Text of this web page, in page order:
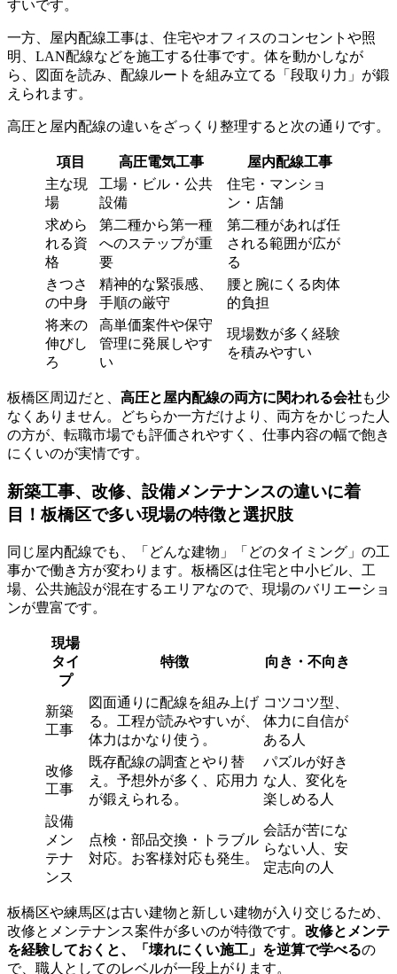
すいです。
一方、屋内配線工事は、住宅やオフィスのコンセントや照
明、LAN配線などを施工する仕事です。体を動かしなが
ら、図面を読み、配線ルートを組み立てる「段取り力」が鍛
えられます。
高圧と屋内配線の違いをざっくり整理すると次の通りです。
項目 高圧電気工事
屋内配線工事
主な現
場
工場・ビル・公共
設備
住宅・マンショ
ン・店舗
求めら
れる資
格
第二種から第一種
へのステップが重
要
第二種があれば任
される範囲が広が
る
きつさ
の中身
精神的な緊張感、
手順の厳守
腰と腕にくる肉体
的負担
将来の
伸びし
ろ
高単価案件や保守
管理に発展しやす
い
現場数が多く経験
を積みやすい
板橋区周辺だと、 高圧と屋内配線の両方に関われる会社も少
なくありません。どちらか一方だけより、両方をかじった人
の方が、転職市場でも評価されやすく、仕事内容の幅で飽き
にくいのが実情です。
新築工事、改修、設備メンテナンスの違いに着
目！板橋区で多い現場の特徴と選択肢
同じ屋内配線でも、「どんな建物」「どのタイミング」の工
事かで働き方が変わります。板橋区は住宅と中小ビル、工
場、公共施設が混在するエリアなので、現場のバリエーショ
ンが豊富です。
現場
タイ
プ
特徴 向き・不向き
新築
工事
図面通りに配線を組み上げ
る。工程が読みやすいが、
体力はかなり使う。
コツコツ型、
体力に自信が
ある人
改修
工事
既存配線の調査とやり替
え。予想外が多く、応用力
が鍛えられる。
パズルが好き
な人、変化を
楽しめる人
設備
メン
テナ
ンス
点検・部品交換・トラブル
対応。お客様対応も発生。
会話が苦にな
らない人、安
定志向の人
板橋区や練馬区は古い建物と新しい建物が入り交じるため、
改修とメンテナンス案件が多いのが特徴です。 改修とメンテ
を経験しておくと、「壊れにくい施工」を逆算で学べるの
で、職人としてのレベルが一段上がります。